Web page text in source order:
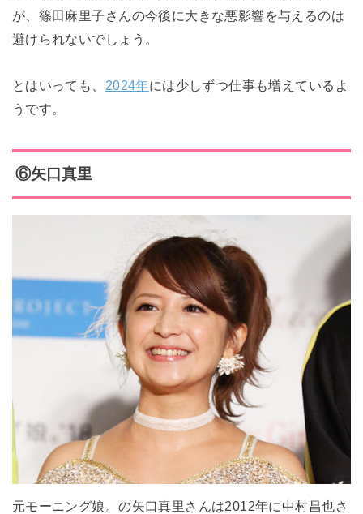
が、篠田麻里子さんの今後に大きな悪影響を与えるのは
避けられないでしょう。
とはいっても、 2024年には少しずつ仕事も増えているよ
うです。
⑥矢口真里
元モーニング娘。の矢口真里さんは2012年に中村昌也さ